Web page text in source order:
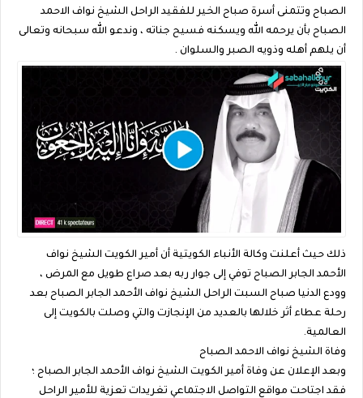
الصباح وتتمنى أسرة صباح الخير للفقيد الراحل الشيخ نواف الاحمد
الصباح بأن يرحمه الله ويسكنه فسيح جناته ، وندعو الله سبحانه وتعالى
أن يلهم أهله وذويه الصبر والسلوان .
ذلك حيث أعلنت وكالة الأنباء الكويتية أن أمير الكويت الشيخ نواف
الأحمد الجابر الصباح توفي إلى جوار ربه بعد صراع طويل مع المرض ،
وودع الدنيا صباح السبت الراحل الشيخ نواف الأحمد الجابر الصباح بعد
رحلة عطاء أثر خلالها بالعديد من الإنجازت والتي وصلت بالكويت إلى
العالمية.
وفاة الشيخ نواف الاحمد الصباح
وبعد الإعلان عن وفاة أمير الكويت الشيخ نواف الأحمد الجابر الصباح ؛
فقد اجتاحت مواقع التواصل الاجتماعي تغريدات تعزية للأمير الراحل